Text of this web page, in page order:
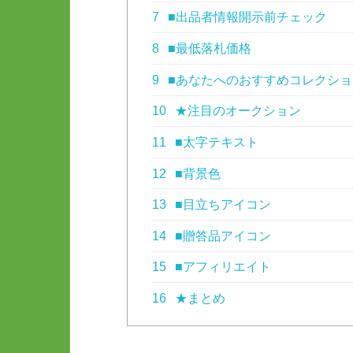
7 ■出品者情報開示前チェック
8 ■最低落札価格
9 ■あなたへのおすすめコレクシ
10 ★注目のオークション
11 ■太字テキスト
12 ■背景色
13 ■目立ちアイコン
14 ■贈答品アイコン
15 ■アフィリエイト
16 ★まとめ